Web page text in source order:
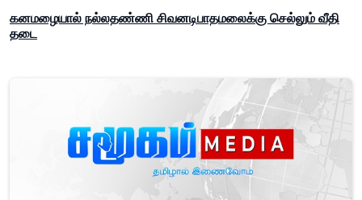
கனமழையால் நல்லதண்ணி சிவனடிபாதமலைக்கு செல்லும் வீதி
தடை